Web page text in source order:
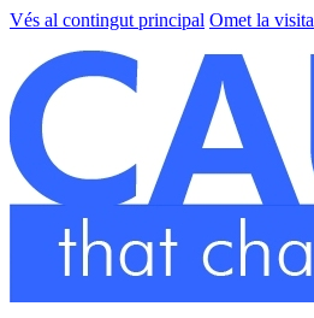
Vés al contingut principal Omet la visita